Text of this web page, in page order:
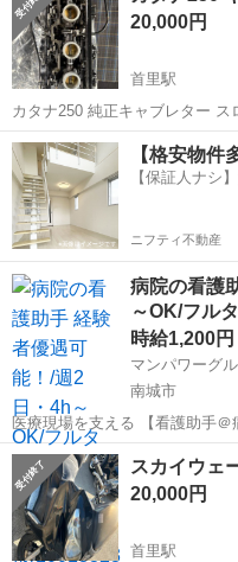
可、返金は対応出来ません
20,000円
首里駅
カタナ250 純正キャブレター
い方だと思います。 長期保管
かと思います。
沖縄 南城市 首里駅
【格安物件
【保証人ナシ
ニフティ不動産
病院の看護
～OK/フル
時給1,200円
マンパワーグ
南城市
医療現場を支える 【看護助手＠病院】をお探しの方はマンパワーグル
ープへ★ 🤝高時給で稼げる！ 🤝ライフスタイルに合わせて働ける！
沖縄 南城市 医療
スカイウェ
20,000円
首里駅